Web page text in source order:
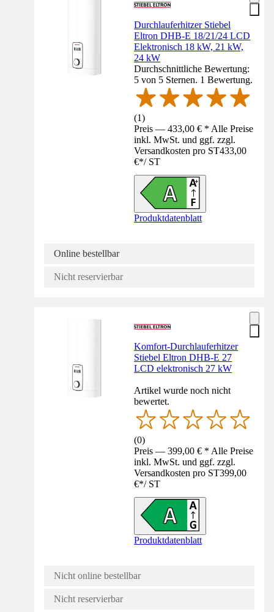
Durchlauferhitzer Stiebel
Eltron DHB-E 18/21/24 LCD
Elektronisch 18 kW, 21 kW,
24 kW
Durchschnittliche Bewertung:
5 von 5 Sternen. 1 Bewertung.
(1)
Preis — 433,00 € * Alle Preise
inkl. MwSt. und ggf. zzgl.
Versandkosten pro ST433,00
€*/ ST
Produktdatenblatt
Online bestellbar
Nicht reservierbar
Komfort-Durchlauferhitzer
Stiebel Eltron DHB-E 27
LCD elektronisch 27 kW
Artikel wurde noch nicht
bewertet.
(0)
Preis — 399,00 € * Alle Preise
inkl. MwSt. und ggf. zzgl.
Versandkosten pro ST399,00
€*/ ST
Produktdatenblatt
Nicht online bestellbar
Nicht reservierbar